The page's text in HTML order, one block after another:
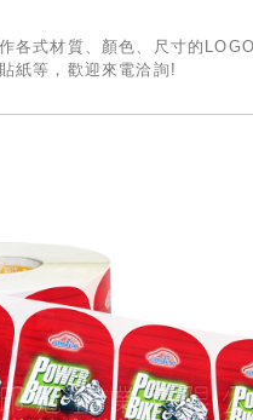
各式材質、顏色、尺寸的
紙等，歡迎來電洽詢!